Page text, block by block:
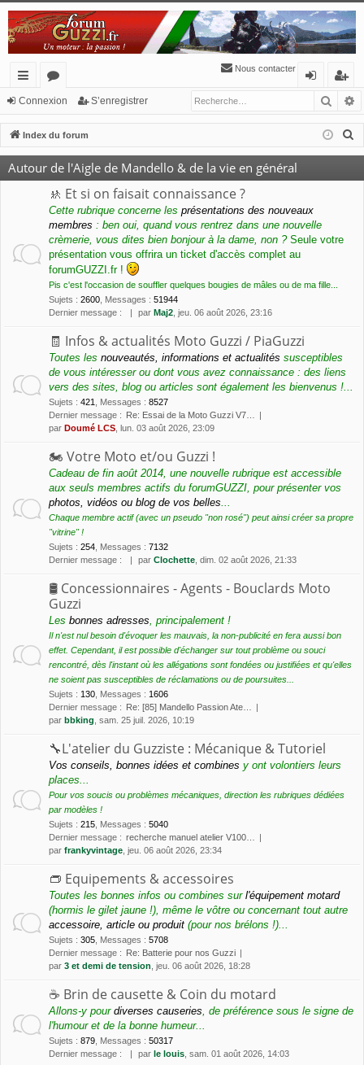
cc
ès
ra
pi
or
u
m
s
Nous contacter
n
ne
n
’e
nr
eg
Connexion S’enregistrer
Index du forum
Autour de l'Aigle de Mandello & de la vie en général
🚸 Et si on faisait connaissance ?
Cette rubrique concerne les présentations des nouveaux
membres : ben oui, quand vous rentrez dans une nouvelle
crèmerie, vous dites bien bonjour à la dame, non ?Seule votre
présentation vous offrira un ticket d'accès complet au
forumGUZZI.fr !
Pis c'est l'occasion de souffler quelques bougies de mâles ou de ma fille...
Sujets : 2600 Messages : 51944
Dernier message :
par Maj2 , jeu. 06 août 2026, 23:16
🧾 Infos & actualités Moto Guzzi / PiaGuzzi
Toutes les nouveautés, informations et actualités susceptibles
de vous intéresser ou dont vous avez connaissance : des liens
vers des sites, blog ou articles sont également les bienvenus !...
Sujets : 421 Messages : 8527
Dernier message : Re: Essai de la Moto Guzzi V7…
par Doumé LCS , lun. 03 août 2026, 23:09
🏍 Votre Moto et/ou Guzzi !
Cadeau de fin août 2014, une nouvelle rubrique est accessible
aux seuls membres actifs du forumGUZZI, pour présenter vos
photos, vidéos ou blog de vos belles
Chaque membre actif (avec un pseudo "non rosé") peut ainsi créer sa propre
"vitrine" !
Sujets : 254 Messages : 7132
Dernier message :
par Clochette , dim. 02 août 2026, 21:33
🛢 Concessionnaires - Agents - Bouclards Moto
Guzzi
Les bonnes adresses , principalement !
Il n'est nul besoin d'évoquer les mauvais, la non-publicité en fera aussi bon
effet. Cependant, il est possible d'échanger sur tout problème ou souci
rencontré, dès l'instant où les allégations sont fondées ou justifiées et qu'elles
ne soient pas susceptibles de réclamations ou de poursuites...
Sujets : 130 Messages : 1606
Dernier message : Re: [85] Mandello Passion Ate…
par bbking , sam. 25 juil. 2026, 10:19
🔧L'atelier du Guzziste : Mécanique & Tutoriel
Vos conseils, bonnes idées et combines y ont volontiers leurs
places...
Pour vos soucis ou problèmes mécaniques, direction les rubriques dédiées
par modèles !
Sujets : 215 Messages : 5040
Dernier message : recherche manuel atelier V100…
par frankyvintage , jeu. 06 août 2026, 23:34
👝 Equipements & accessoires
Toutes les bonnes infos ou combines sur l'équipement motard
(hormis le gilet jaune !), même le vôtre ou concernant tout autre
accessoire, article ou produit (pour nos brélons !)...
Sujets : 305 Messages : 5708
Dernier message : Re: Batterie pour nos Guzzi
par 3 et demi de tension , jeu. 06 août 2026, 18:28
☕️ Brin de causette & Coin du motard
Allons-y pour diverses causeries , de préférence sous le signe de
l'humour et de la bonne humeur...
Sujets : 879 Messages : 50317
Dernier message :
par le louis , sam. 01 août 2026, 14:03